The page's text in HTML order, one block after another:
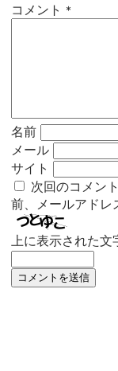
コメント *
名前
メール
サイト
次回のコメン
前、メールアドレ
上に表示された文